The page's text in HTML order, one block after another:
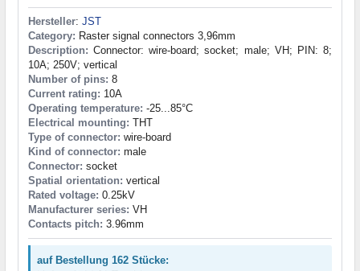
Hersteller: JST
Category: Raster signal connectors 3,96mm
Description: Connector: wire-board; socket; male; VH; PIN: 8;
10A; 250V; vertical
Number of pins: 8
Current rating: 10A
Operating temperature: -25...85°C
Electrical mounting: THT
Type of connector: wire-board
Kind of connector: male
Connector: socket
Spatial orientation: vertical
Rated voltage: 0.25kV
Manufacturer series: VH
Contacts pitch: 3.96mm
auf Bestellung 162 Stücke: